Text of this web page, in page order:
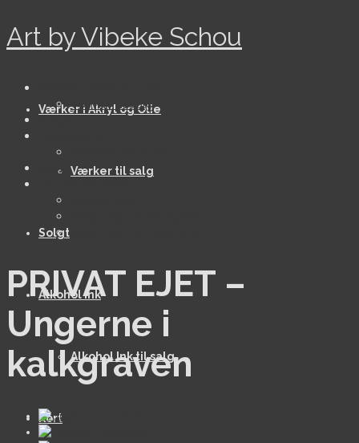
Art by Vibeke Schou
Værker i Akryl og Olie
Værker til salg
Solgt
Alkohol ink
Alkohol Ink til salg
Kort
Værker til salg
Solgt
Kort
PRIVAT EJET –
Ungerne i
kalkgraven